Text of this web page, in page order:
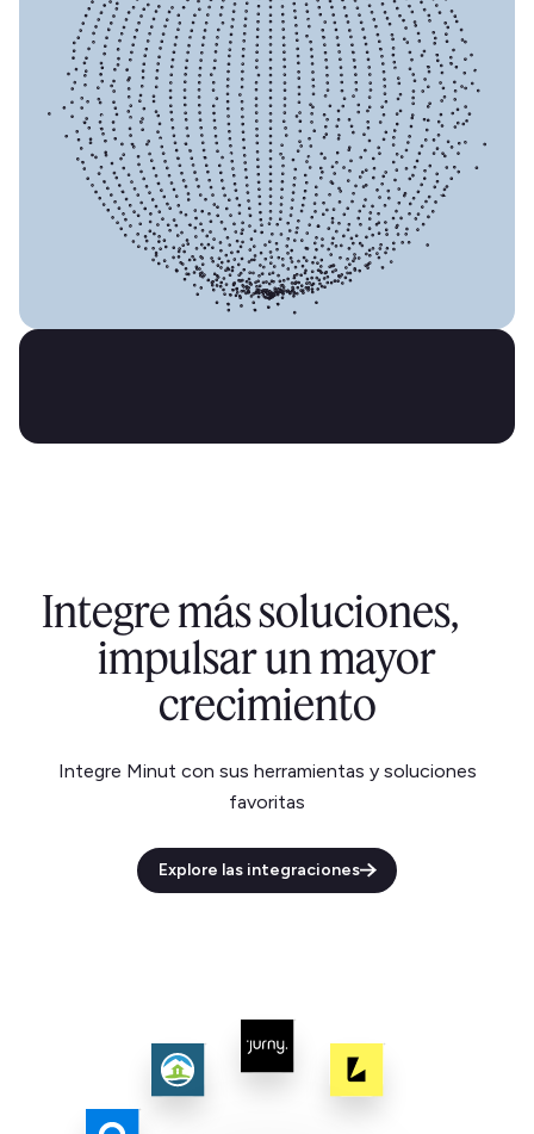
Integre más soluciones,
impulsar un mayor
crecimiento
Integre Minut con sus herramientas y soluciones
favoritas
Explore las integraciones